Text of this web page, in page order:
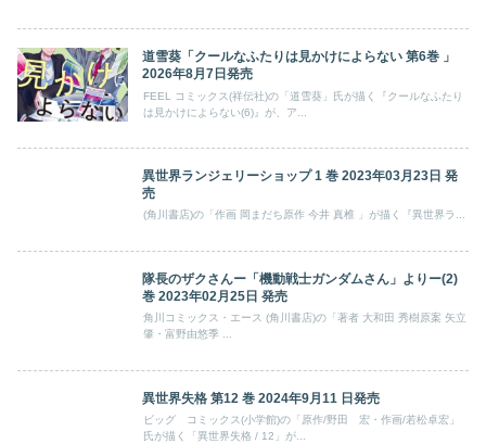
道雪葵「クールなふたりは見かけによらない 第6巻 」
2026年8月7日発売
FEEL コミックス(祥伝社)の「道雪葵」氏が描く『クールなふたり
は見かけによらない(6)』が、ア...
異世界ランジェリーショップ 1 巻 2023年03月23日 発
売
(角川書店)の「作画 岡まだち原作 今井 真椎 」が描く『異世界ラ...
隊長のザクさんー「機動戦士ガンダムさん」よりー(2)
巻 2023年02月25日 発売
角川コミックス・エース (角川書店)の「著者 大和田 秀樹原案 矢立
肇・富野由悠季 ...
異世界失格 第12 巻 2024年9月11 日発売
ビッグ コミックス(小学館)の「原作/野田 宏・作画/若松卓宏」
氏が描く「異世界失格 / 12」が...